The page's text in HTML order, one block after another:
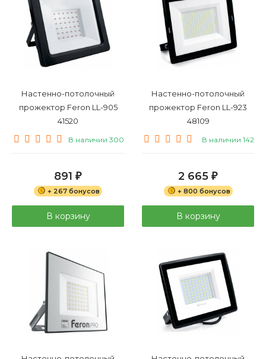
Настенно-потолочный
прожектор Feron LL-905
41520
В наличии 300
891 ₽
+ 267 бонусов
В корзину
Настенно-потолочный
прожектор Feron LL-923
48109
В наличии 142
2 665 ₽
+ 800 бонусов
В корзину